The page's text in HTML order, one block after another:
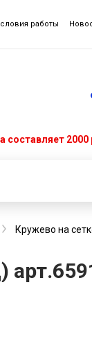
работы
составляет 2000
Кружево на